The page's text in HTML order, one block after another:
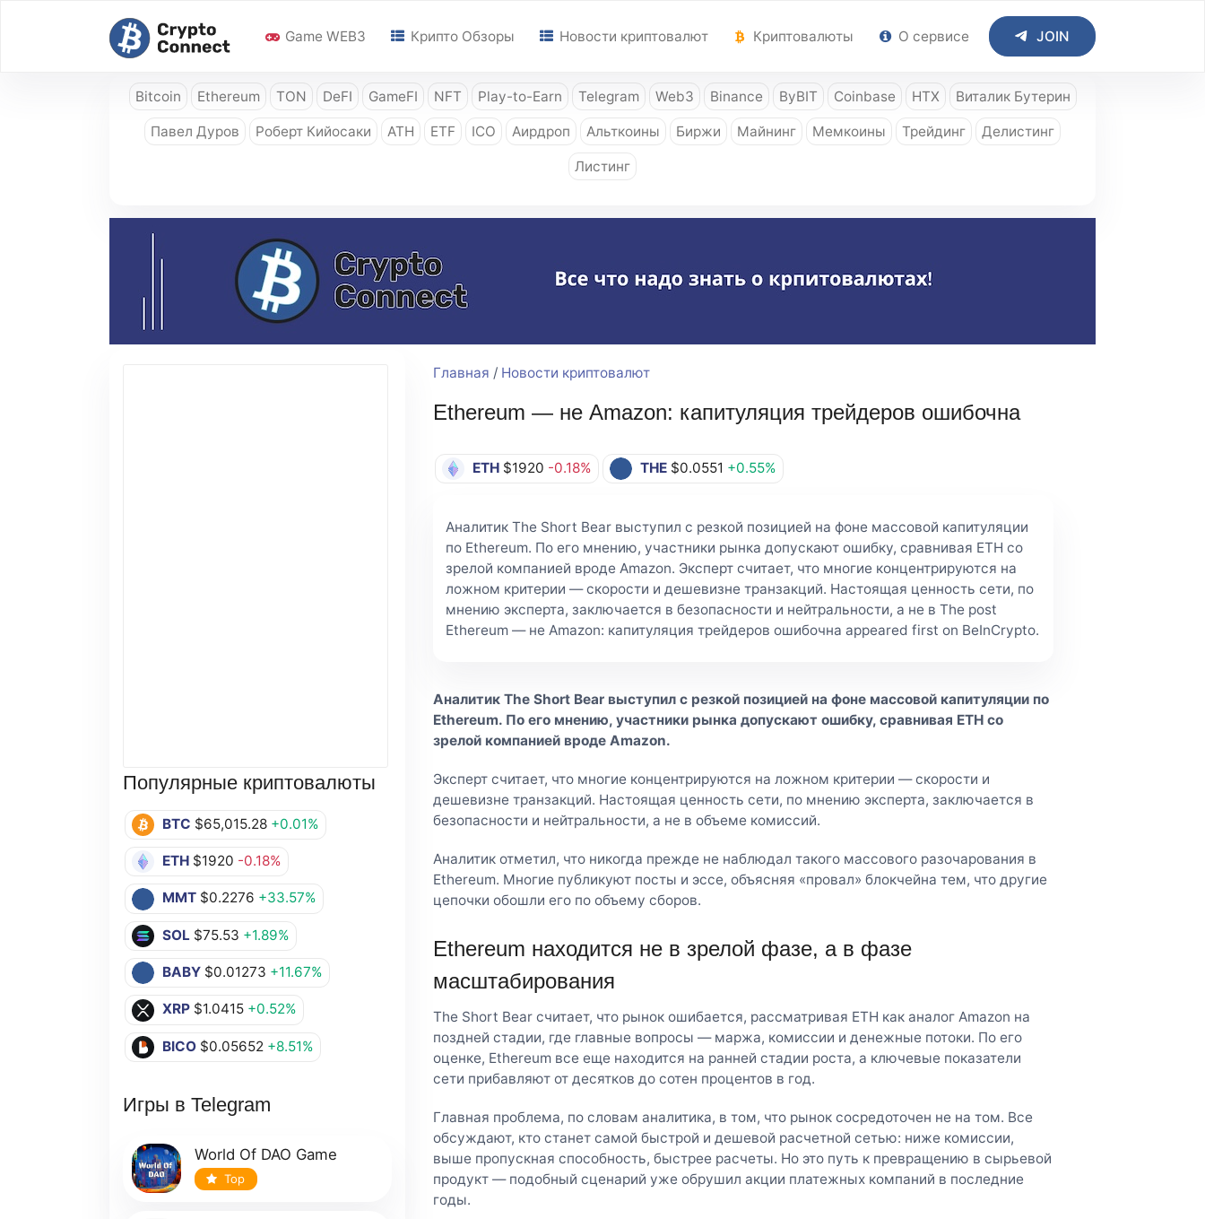
Game WEB3 Крипто Обзоры Новости криптовалют Криптовалюты О сервисе JOIN
Bitcoin Ethereum TON DeFI GameFI NFT Play-to-Earn Telegram Web3 Binance ByBIT Coinbase HTX Виталик Бутерин
Павел Дуров Роберт Кийосаки ATH ETF ICO Аирдроп Альткоины Биржи Майнинг Мемкоины Трейдинг Делистинг
Листинг
Популярные криптовалюты
BTC $65,015.28 +0.01%
ETH $1920 -0.18%
MMT $0.2276 +33.57%
SOL $75.53 +1.89%
BABY $0.01273 +11.67%
XRP $1.0415 +0.52%
BICO $0.05652 +8.51%
Игры в Telegram
World Of DAO Game
Top
Главная / Новости криптовалют
Ethereum — не Amazon: капитуляция трейдеров ошибочна
ETH $1920 -0.18% THE $0.0551 +0.55%
Аналитик The Short Bear выступил с резкой позицией на фоне массовой капитуляции
по Ethereum. По его мнению, участники рынка допускают ошибку, сравнивая ETH со
зрелой компанией вроде Amazon. Эксперт считает, что многие концентрируются на
ложном критерии — скорости и дешевизне транзакций. Настоящая ценность сети, по
мнению эксперта, заключается в безопасности и нейтральности, а не в The post
Ethereum — не Amazon: капитуляция трейдеров ошибочна appeared first on BeInCrypto.
Аналитик The Short Bear выступил с резкой позицией на фоне массовой капитуляции по
Ethereum. По его мнению, участники рынка допускают ошибку, сравнивая ETH со
зрелой компанией вроде Amazon.
Эксперт считает, что многие концентрируются на ложном критерии — скорости и
дешевизне транзакций. Настоящая ценность сети, по мнению эксперта, заключается в
безопасности и нейтральности, а не в объеме комиссий.
Аналитик отметил, что никогда прежде не наблюдал такого массового разочарования в
Ethereum. Многие публикуют посты и эссе, объясняя «провал» блокчейна тем, что другие
цепочки обошли его по объему сборов.
Ethereum находится не в зрелой фазе, а в фазе
масштабирования
The Short Bear считает, что рынок ошибается, рассматривая ETH как аналог Amazon на
поздней стадии, где главные вопросы — маржа, комиссии и денежные потоки. По его
оценке, Ethereum все еще находится на ранней стадии роста, а ключевые показатели
сети прибавляют от десятков до сотен процентов в год.
Главная проблема, по словам аналитика, в том, что рынок сосредоточен не на том. Все
обсуждают, кто станет самой быстрой и дешевой расчетной сетью: ниже комиссии,
выше пропускная способность, быстрее расчеты. Но это путь к превращению в сырьевой
продукт — подобный сценарий уже обрушил акции платежных компаний в последние
годы.